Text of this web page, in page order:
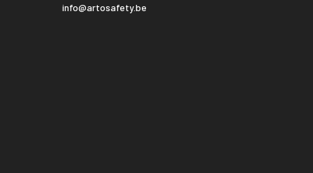
info@artosafety.be